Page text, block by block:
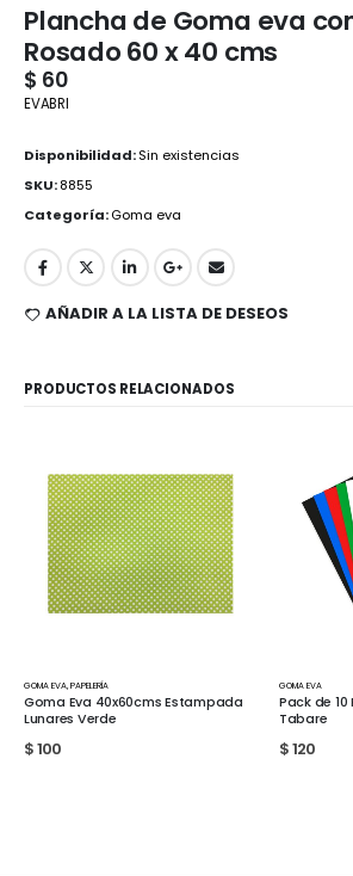
Plancha de Goma eva
Rosado 60 x 40 cms
$ 60
EVABRI
Disponibilidad:Sin existencias
SKU:8855
Categoría:Goma eva
AÑADIR A LA LISTA DE DESEOS
PRODUCTOS RELACIONADOS
GOMA EVA
Pack de 10 Foma eva Colores A4
Tabare
$120
GOMA EVA
Pack de
coloresA4
$90